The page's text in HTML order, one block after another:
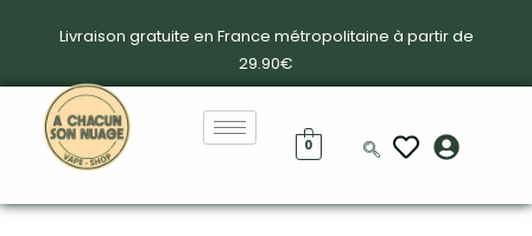
Livraison gratuite en France métropolitaine à partir de
29.90€
0